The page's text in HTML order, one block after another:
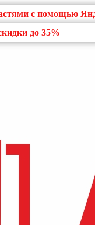
с помощью
до 35%